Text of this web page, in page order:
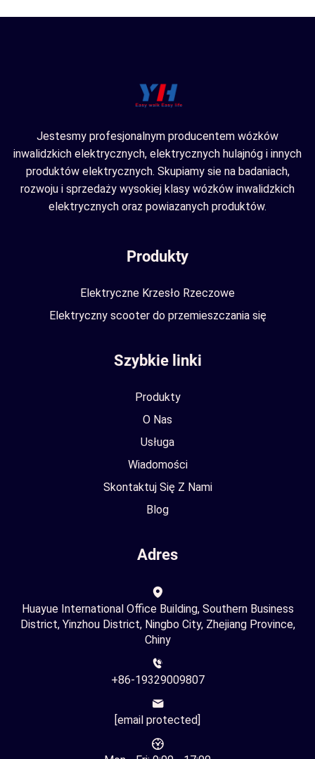
Jestesmy profesjonalnym producentem wózków
inwalidzkich elektrycznych, elektrycznych hulajnóg i innych
produktów elektrycznych. Skupiamy sie na badaniach,
rozwoju i sprzedaży wysokiej klasy wózków inwalidzkich
elektrycznych oraz powiazanych produktów.
Produkty
Elektryczne Krzesło Rzeczowe
Elektryczny scooter do przemieszczania się
Szybkie linki
Produkty
O Nas
Usługa
Wiadomości
Skontaktuj Się Z Nami
Blog
Adres
Huayue International Office Building, Southern Business
District, Yinzhou District, Ningbo City, Zhejiang Province,
Chiny
+86-19329009807
[email protected]